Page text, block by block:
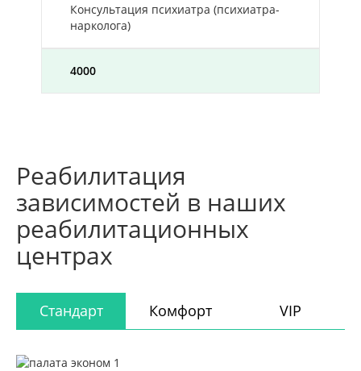
Консультация психиатра (психиатра-
нарколога)
4000
Реабилитация
зависимостей в наших
реабилитационных
центрах
Стандарт Комфорт VIP